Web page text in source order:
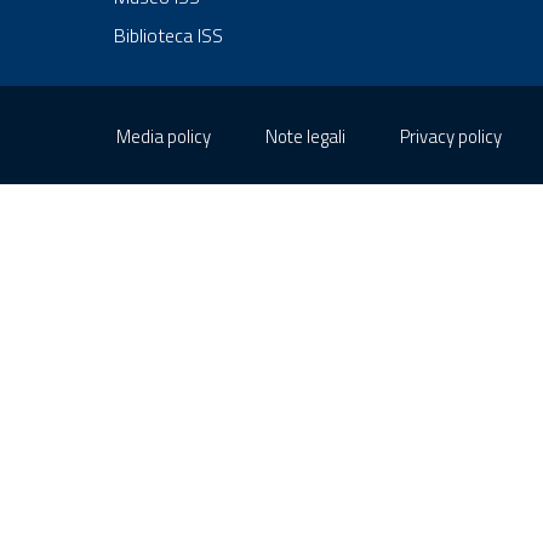
Biblioteca ISS
Media policy Note legali Privacy policy